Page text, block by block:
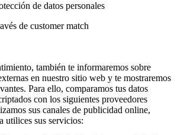
de datos personales
de customer match
también te informaremos sobre
en nuestro sitio web y te mostraremos
Para ello, comparamos tus datos
con los siguientes proveedores
sus canales de publicidad online,
utilices sus servicios: